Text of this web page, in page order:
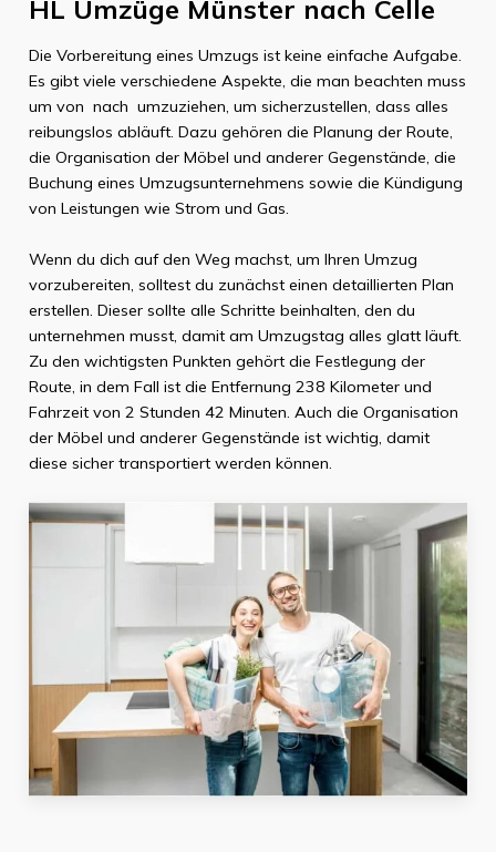
HL Umzüge Münster nach Celle
Die Vorbereitung eines Umzugs ist keine einfache Aufgabe.
Es gibt viele verschiedene Aspekte, die man beachten muss
um von nach umzuziehen, um sicherzustellen, dass alles
reibungslos abläuft. Dazu gehören die Planung der Route,
die Organisation der Möbel und anderer Gegenstände, die
Buchung eines Umzugsunternehmens sowie die Kündigung
von Leistungen wie Strom und Gas.
Wenn du dich auf den Weg machst, um Ihren Umzug
vorzubereiten, solltest du zunächst einen detaillierten Plan
erstellen. Dieser sollte alle Schritte beinhalten, den du
unternehmen musst, damit am Umzugstag alles glatt läuft.
Zu den wichtigsten Punkten gehört die Festlegung der
Route, in dem Fall ist die Entfernung 238 Kilometerund
Fahrzeit von 2 Stunden 42 Minuten. Auch die Organisation
der Möbel und anderer Gegenstände ist wichtig, damit
diese sicher transportiert werden können.